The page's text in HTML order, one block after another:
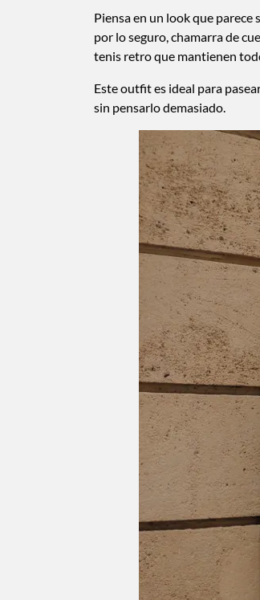
Piensa en un look que
por lo seguro, chamarra de
tenis retro que mantienen
Este outfit es ideal para
sin pensarlo demasiado.